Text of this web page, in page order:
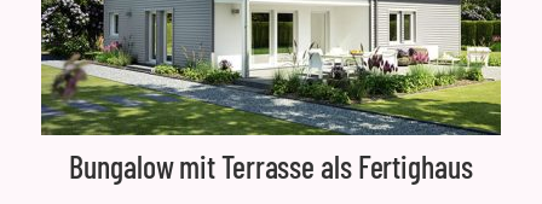
Bungalow mit Terrasse als Fertighaus